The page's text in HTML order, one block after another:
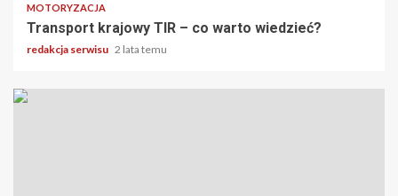
MOTORYZACJA
Transport krajowy TIR – co warto wiedzieć?
redakcja serwisu 2 lata temu